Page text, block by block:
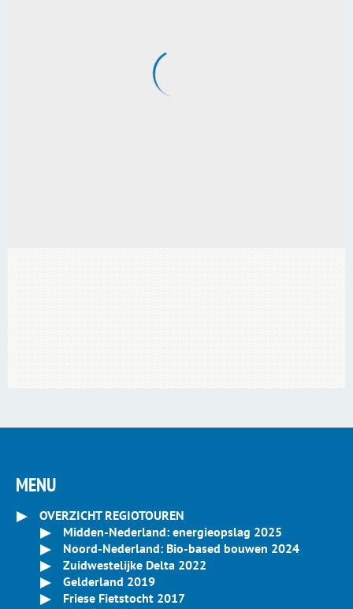
MENU
OVERZICHT REGIOTOUREN
Midden-Nederland: energieopslag 2025
Noord-Nederland: Bio-based bouwen 2024
Zuidwestelijke Delta 2022
Gelderland 2019
Friese Fietstocht 2017